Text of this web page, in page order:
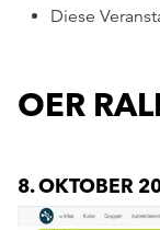
Diese
OER
8. OKTOBER